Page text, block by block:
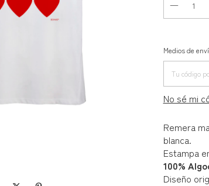
Entregas
Medios de
No sé mi
Remera
blanca.
Estampa
100%
Diseño